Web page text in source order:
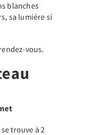
blanches
sa lumière si
vous.
trouve à 2